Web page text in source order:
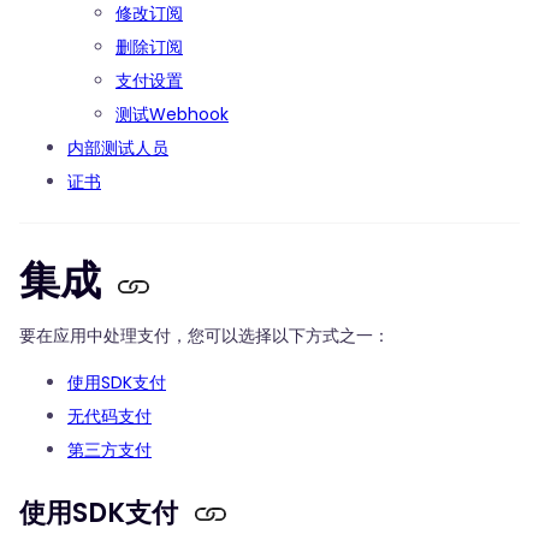
修改订阅
删除订阅
支付设置
测试Webhook
内部测试人员
证书
集成
要在应用中处理支付，您可以选择以下方式之一：
使用SDK支付
无代码支付
第三方支付
使用SDK支付